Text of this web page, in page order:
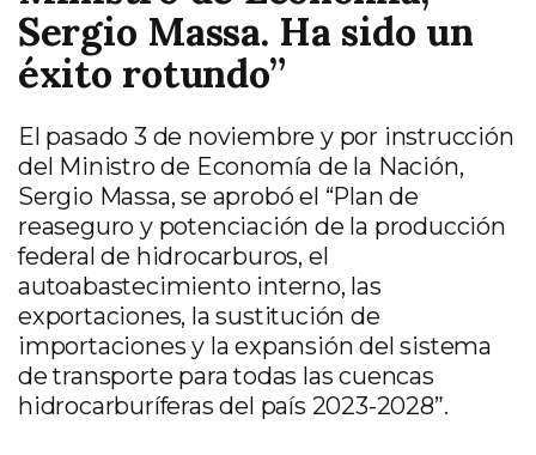
Sergio Massa. Ha sido un
éxito rotundo”
El pasado 3 de noviembre y por instrucción
del Ministro de Economía de la Nación,
Sergio Massa, se aprobó el “Plan de
reaseguro y potenciación de la producción
federal de hidrocarburos, el
autoabastecimiento interno, las
exportaciones, la sustitución de
importaciones y la expansión del sistema
de transporte para todas las cuencas
hidrocarburíferas del país 2023-2028”.